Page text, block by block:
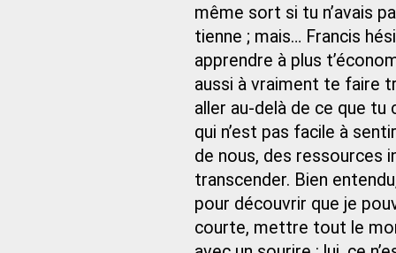
même sort si tu n’avais
tienne ; mais… Francis
apprendre à plus
aussi à vraiment te faire
aller au-delà de ce que tu
qui n’est pas facile à
de nous, des ressources
transcender. Bien
pour découvrir que je
courte, mettre tout le